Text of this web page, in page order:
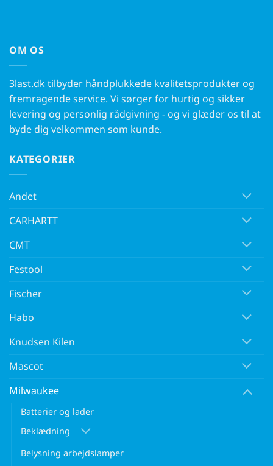
OM OS
3last.dk tilbyder håndplukkede kvalitetsprodukter og
fremragende service. Vi sørger for hurtig og sikker
levering og personlig rådgivning - og vi glæder os til at
byde dig velkommen som kunde.
KATEGORIER
Andet
CARHARTT
CMT
Festool
Fischer
Habo
Knudsen Kilen
Mascot
Milwaukee
Batterier og lader
Beklædning
Belysning arbejdslamper